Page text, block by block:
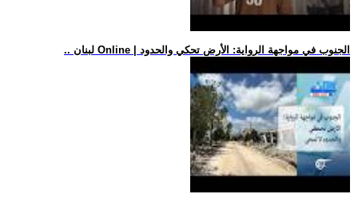
.. لبنان Online | الجنوب في مواجهة الرواية: الأرض تحكي والحدود